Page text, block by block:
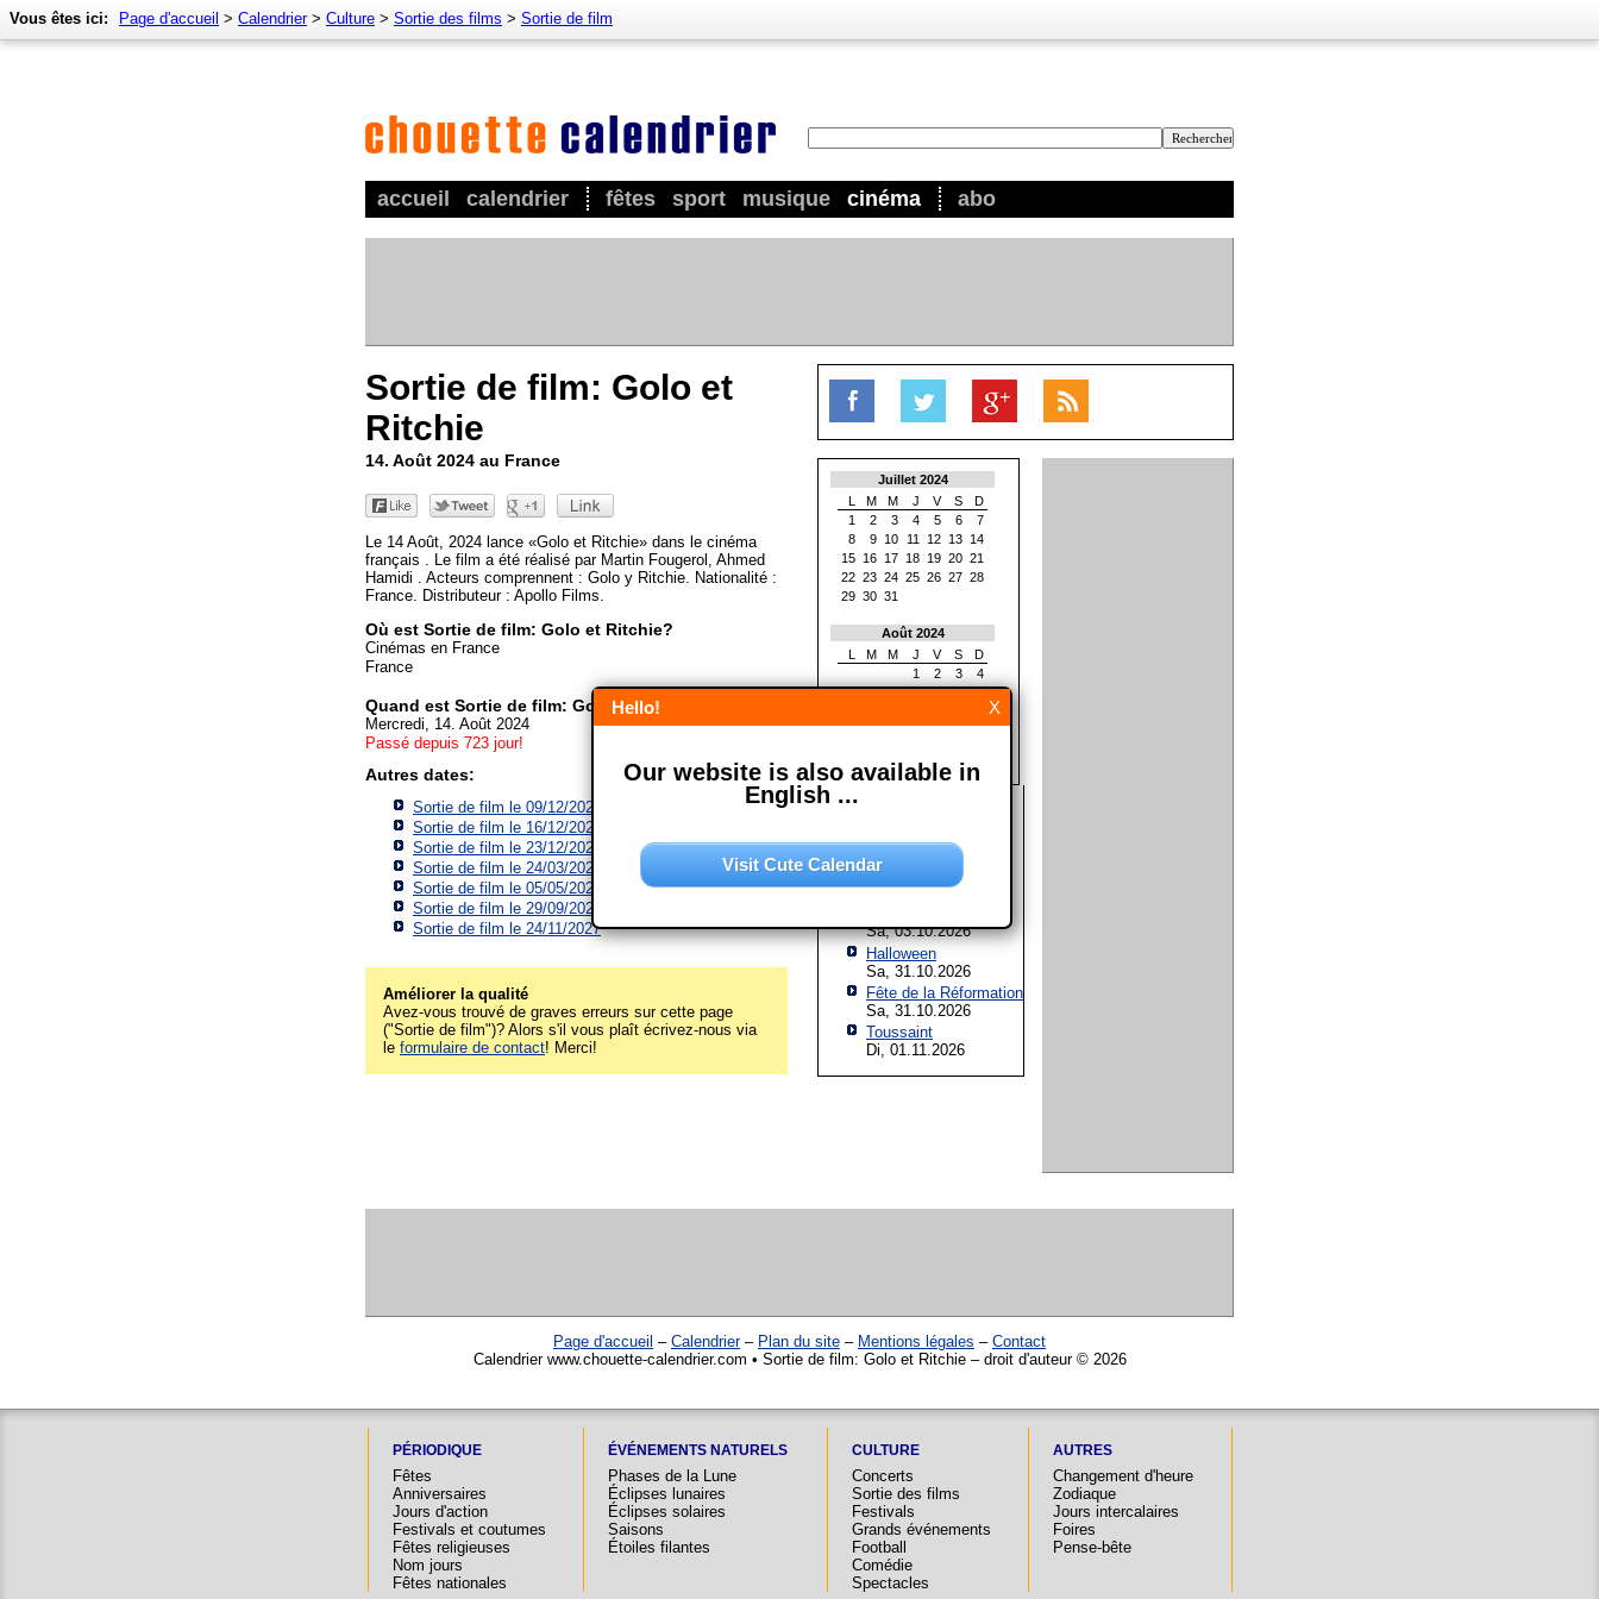
accueil calendrier fêtes sport musique cinéma abo
Vous êtes ici: Page d'accueil > Calendrier> Culture > Sortie des films > Sortie de film
Sortie de film: Golo et
Ritchie
14. Août 2024 au France
Le 14 Août, 2024 lance «Golo et Ritchie» dans le cinéma
français . Le film a été réalisé par Martin Fougerol, Ahmed
Hamidi . Acteurs comprennent : Golo y Ritchie. Nationalité :
France. Distributeur : Apollo Films.
Où est Sortie de film: Golo et Ritchie?
Cinémas en France
France
Quand est Sortie de film: Golo et Ritchie?
Mercredi, 14. Août 2024
Passé depuis 723 jour!
Autres dates:
Sortie de film le 09/12/2026
Sortie de film le 16/12/2026
Sortie de film le 23/12/2026
Sortie de film le 24/03/2027
Sortie de film le 05/05/2027
Sortie de film le 29/09/2027
Sortie de film le 24/11/2027
Améliorer la qualité
Avez-vous trouvé de graves erreurs sur cette page
("Sortie de film")? Alors s'il vous plaît écrivez-nous via
le formulaire de contact! Merci!
Juillet 2024
L
M M J V S
D
1
2 3 4 5 6
7
8
9 10 11 12 13 14
15 16 17 18 19 20 21
22 23 24 25 26 27 28
29 30 31
Août 2024
L
M M J V S
D
1
2 3
4
5
6 7 8 9 10 11
19 20 21 22 23 24 25
Les prochaines fêtes et
Assomption de Marie
Sa, 15.08.2026
Sa, 03.10.2026
Halloween
Sa, 31.10.2026
Fête de la Réformation
Sa, 31.10.2026
Toussaint
Di, 01.11.2026
Page d'accueil – Calendrier– Plan du site – Mentions légales – Contact
Calendrier www.chouette-calendrier.com • Sortie de film: Golo et Ritchie – droit d'auteur © 2026
PÉRIODIQUE
Fêtes
Anniversaires
Jours d'action
Festivals et coutumes
Fêtes religieuses
Nom jours
Fêtes nationales
ÉVÉNEMENTS NATURELS
Phases de la Lune
Éclipses lunaires
Éclipses solaires
Saisons
Étoiles filantes
CULTURE
Concerts
Sortie des films
Festivals
Grands événements
Football
Comédie
Spectacles
AUTRES
Changement d'heure
Zodiaque
Jours intercalaires
Foires
Pense-bête
X
Hello!
Our website is also available in
English ...
Visit Cute Calendar